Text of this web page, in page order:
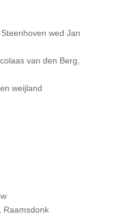
wed Jan
van den Berg,
weijland
Raamsdonk